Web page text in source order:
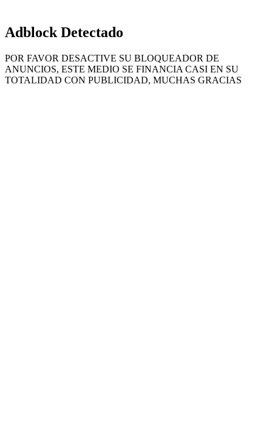
Adblock Detectado
POR FAVOR DESACTIVE SU BLOQUEADOR DE
ANUNCIOS, ESTE MEDIO SE FINANCIA CASI EN SU
TOTALIDAD CON PUBLICIDAD, MUCHAS GRACIAS